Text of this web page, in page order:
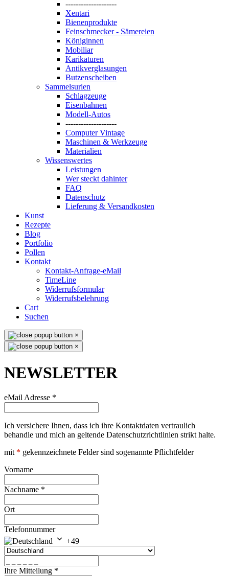
--------------------
Xentari
Bienenprodukte
Feinschmecker - Sämereien
Königinnen
Mobiliar
Karikaturen
Antikverglasungen
Butzenscheiben
Sammelsurien
Schlagzeuge
Eisenbahnen
Modell-Autos
--------------------
Computer Vintage
Maschinen & Werkzeuge
Materialien
Wissenswertes
Leistungen
Wer steckt dahinter
FAQ
Datenschutz
Lieferung & Versandkosten
Kunst
Rezepte
Blog
Portfolio
Pollen
Kontakt
Kontakt-Anfrage-eMail
TimeLine
Widerrufsformular
Widerrufsbelehrung
Cart
Suchen
×
×
NEWSLETTER
eMail Adresse *
Ich versichere Ihnen, dass ich ihre Kontaktdaten vertraulich
behandle und mich an geltende Datenschutzrichtlinien strikt halte.
mit * gekennzeichnete Felder sind sogenannte Pflichtfelder
Vorname
Nachname *
Ort
Telefonnummer
+49
Ihre Mitteilung *